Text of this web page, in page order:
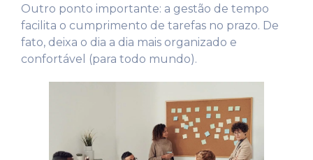
Outro ponto importante: a gestão de tempo
facilita o cumprimento de tarefas no prazo. De
fato, deixa o dia a dia mais organizado e
confortável (para todo mundo).